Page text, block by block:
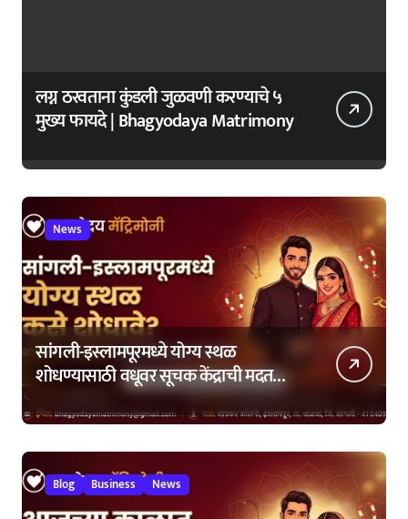
लग्न ठरवताना कुंडली जुळवणी करण्याचे ५
मुख्य फायदे | Bhagyodaya Matrimony
News
सांगली-इस्लामपूरमध्ये योग्य स्थळ
शोधण्यासाठी वधूवर सूचक केंद्राची मदत
Blog Business News